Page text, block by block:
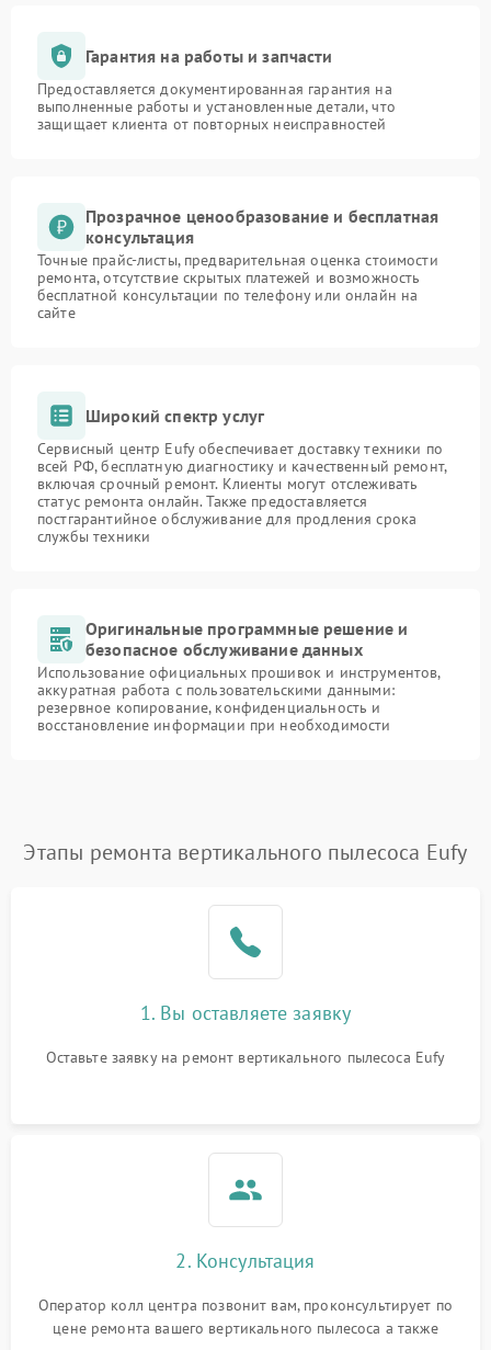
Гарантия на работы и запчасти
Предоставляется документированная гарантия на
выполненные работы и установленные детали, что
защищает клиента от повторных неисправностей
Прозрачное ценообразование и бесплатная
консультация
Точные прайс-листы, предварительная оценка стоимости
ремонта, отсутствие скрытых платежей и возможность
бесплатной консультации по телефону или онлайн на
сайте
Широкий спектр услуг
Сервисный центр Eufy обеспечивает доставку техники по
всей РФ, бесплатную диагностику и качественный ремонт,
включая срочный ремонт. Клиенты могут отслеживать
статус ремонта онлайн. Также предоставляется
постгарантийное обслуживание для продления срока
службы техники
Оригинальные программные решение и
безопасное обслуживание данных
Использование официальных прошивок и инструментов,
аккуратная работа с пользовательскими данными:
резервное копирование, конфиденциальность и
восстановление информации при необходимости
Этапы ремонта вертикального пылесоса Eufy
1. Вы оставляете заявку
Оставьте заявку на ремонт вертикального пылесоса Eufy
2. Консультация
Оператор колл центра позвонит вам, проконсультирует по
цене ремонта вашего вертикального пылесоса а также